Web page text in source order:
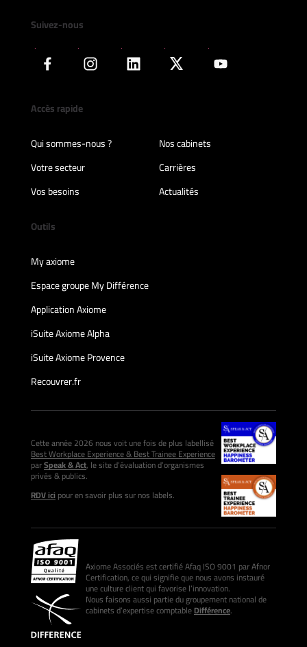
Suivez-nous
Accès rapide
Qui sommes-nous ?
Nos cabinets
Votre secteur
Carrières
Vos besoins
Actualités
Outils
My axiome
Espace groupe My Différence
Application Axiome
iSuite Axiome Alpha
iSuite Axiome Provence
Recouvrer.fr
Cette année 2026 nous voit une fois de plus labellisé
Best Workplace Experience & Best Trainee Experience
parSpeak & Act, le site d’évaluation d’organismes
privés & publics.
RDV icipour en savoir plus sur nos labels.
Axiome Associés est certifié Afaq ISO 9001 par Afnor
Certification, ce qui signifie que nous avons instauré
une culture client qui favorise l’innovation.
Nous faisons aussi partie du groupement national de
cabinets d’expertise comptableDifférence.